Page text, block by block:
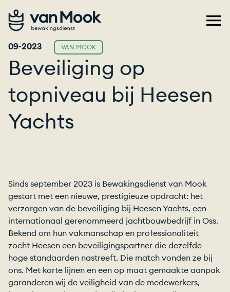
09-2023 VAN MOOK
Beveiliging op
topniveau bij Heesen
Yachts
Sinds september 2023 is Bewakingsdienst van Mook
gestart met een nieuwe, prestigieuze opdracht: het
verzorgen van de beveiliging bij Heesen Yachts, een
internationaal gerenommeerd jachtbouwbedrijf in Oss.
Bekend om hun vakmanschap en professionaliteit
zocht Heesen een beveiligingspartner die dezelfde
hoge standaarden nastreeft. Die match vonden ze bij
ons. Met korte lijnen en een op maat gemaakte aanpak
garanderen wij de veiligheid van de medewerkers,